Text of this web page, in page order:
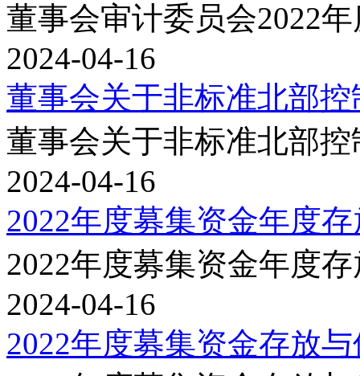
董事会审计委员会2022
2024-04-16
董事会关于非标准北部
董事会关于非标准北部
2024-04-16
2022年度募集资金年度
2022年度募集资金年度
2024-04-16
2022年度募集资金存放